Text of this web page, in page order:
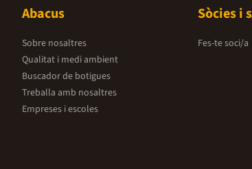
Abacus
Sobre nosaltres
Qualitat i medi ambient
Buscador de botigues
Treballa amb nosaltres
Empreses i escoles
Sòcies i
Fes-te soci/a